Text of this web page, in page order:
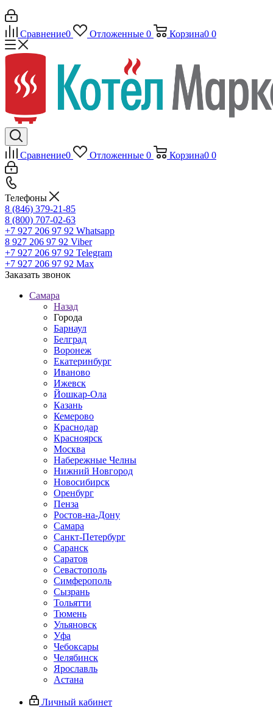
Сравнение0 Отложенные 0 Корзина0 0
Сравнение0 Отложенные 0 Корзина0 0
Телефоны
8 (846) 379-21-85
8 (800) 707-02-63
+7 927 206 97 92 Whatsapp
8 927 206 97 92 Viber
+7 927 206 97 92 Telegram
+7 927 206 97 92 Max
Заказать звонок
Самара
Назад
Города
Барнаул
Белград
Воронеж
Екатеринбург
Иваново
Ижевск
Йошкар-Ола
Казань
Кемерово
Краснодар
Красноярск
Москва
Набережные Челны
Нижний Новгород
Новосибирск
Оренбург
Пенза
Ростов-на-Дону
Самара
Санкт-Петербург
Саранск
Саратов
Севастополь
Симферополь
Сызрань
Тольятти
Тюмень
Ульяновск
Уфа
Чебоксары
Челябинск
Ярославль
Астана
Личный кабинет